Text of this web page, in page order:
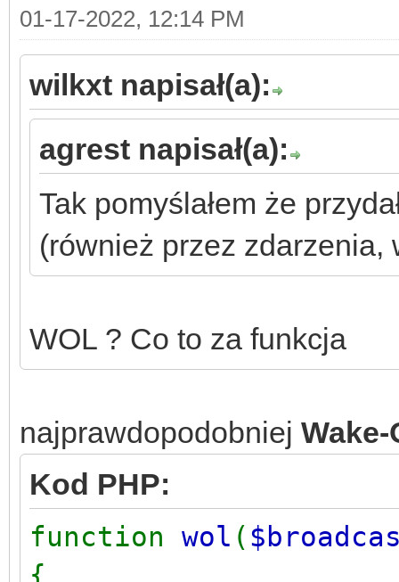
01-17-2022, 12:14 PM
wilkxt napisał(a):
agrest napisał(a):
Tak pomyślałem że
(również przez zdarzenia,
WOL ? Co to za funkcja
najprawdopodobniej
Kod PHP:
function wol (
{